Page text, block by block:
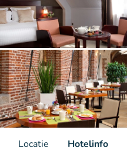
Locatie Hotelinfo